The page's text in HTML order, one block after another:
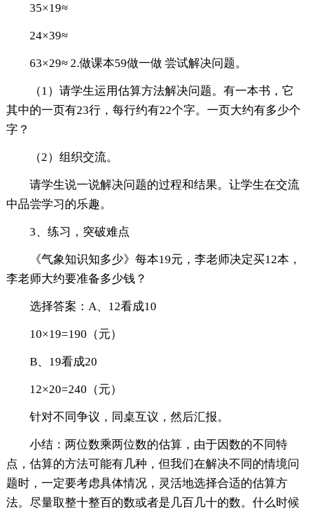
35×19≈
24×39≈
63×29≈ 2.做课本59做一做 尝试解决问题。
（1）请学生运用估算方法解决问题。有一本书，它
其中的一页有23行，每行约有22个字。一页大约有多少个
字？
（2）组织交流。
请学生说一说解决问题的过程和结果。让学生在交流
中品尝学习的乐趣。
3、练习，突破难点
《气象知识知多少》每本19元，李老师决定买12本，
李老师大约要准备多少钱？
选择答案：A、12看成10
10×19=190（元）
B、19看成20
12×20=240（元）
针对不同争议，同桌互议，然后汇报。
小结：两位数乘两位数的估算，由于因数的不同特
点，估算的方法可能有几种，但我们在解决不同的情境问
题时，一定要考虑具体情况，灵活地选择合适的估算方
法。尽量取整十整百的数或者是几百几十的数。什么时候